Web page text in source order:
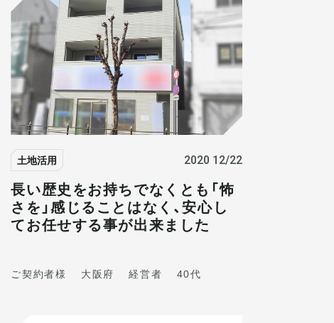
土地活用 2020 12/22
長い歴史をお持ちでなくとも「怖
さを」感じることはなく、安心し
てお任せする事が出来ました
ご契約者様 大阪府 経営者 40代